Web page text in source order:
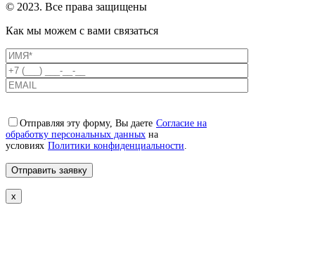
© 2023. Все права защищены
Как мы можем с вами связаться
Отправляя эту форму, Вы даете Согласие на
обработку персональных данных на
условиях Политики конфиденциальности.
x